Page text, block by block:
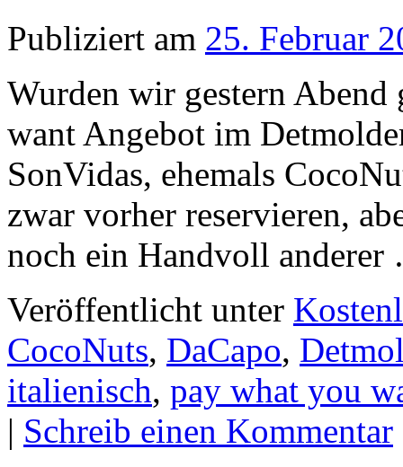
Publiziert am 25. Februar
Wurden wir gestern
want Angebot im
SonVidas, ehemals
zwar vorher reservieren,
noch ein Handvoll
Veröffentlicht unter
CocoNuts, DaCapo,
italienisch, pay what you
| Schreib einen Kommentar